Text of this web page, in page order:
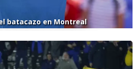
batacazo en Montreal